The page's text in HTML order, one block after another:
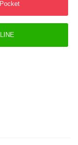
Pocket
LINE